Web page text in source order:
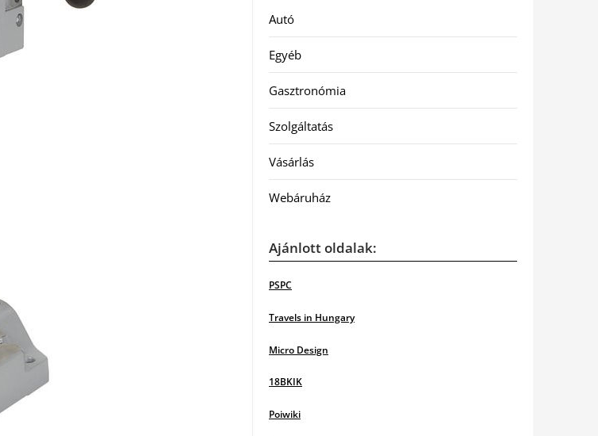
Autó
Egyéb
Gasztronómia
Szolgáltatás
Vásárlás
Webáruház
Ajánlott oldalak:
PSPC
Travels in Hungary
Micro Design
18BKIK
Poiwiki